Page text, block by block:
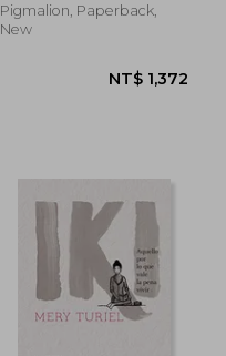
Pigmalion, Paperback,
New